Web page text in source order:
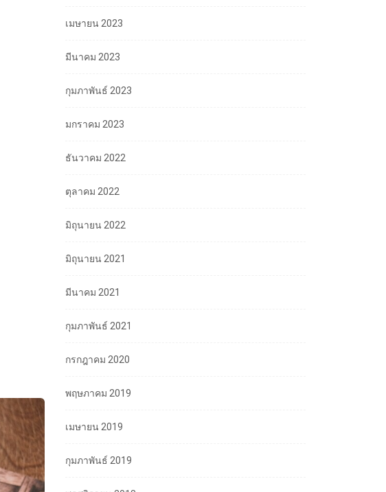
เมษายน 2023
มีนาคม 2023
กุมภาพันธ์ 2023
มกราคม 2023
ธันวาคม 2022
ตุลาคม 2022
มิถุนายน 2022
มิถุนายน 2021
มีนาคม 2021
กุมภาพันธ์ 2021
กรกฎาคม 2020
พฤษภาคม 2019
เมษายน 2019
กุมภาพันธ์ 2019